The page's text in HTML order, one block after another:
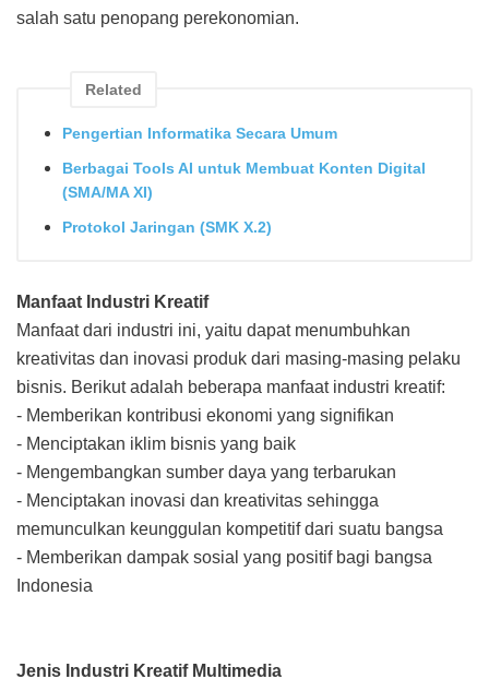
salah satu penopang perekonomian.
Related
Pengertian Informatika Secara Umum
Berbagai Tools AI untuk Membuat Konten Digital
(SMA/MA XI)
Protokol Jaringan (SMK X.2)
Manfaat Industri Kreatif
Manfaat dari industri ini, yaitu dapat menumbuhkan
kreativitas dan inovasi produk dari masing-masing pelaku
bisnis. Berikut adalah beberapa manfaat industri kreatif:
- Memberikan kontribusi ekonomi yang signifikan
- Menciptakan iklim bisnis yang baik
- Mengembangkan sumber daya yang terbarukan
- Menciptakan inovasi dan kreativitas sehingga
memunculkan keunggulan kompetitif dari suatu bangsa
- Memberikan dampak sosial yang positif bagi bangsa
Indonesia
Jenis Industri Kreatif Multimedia